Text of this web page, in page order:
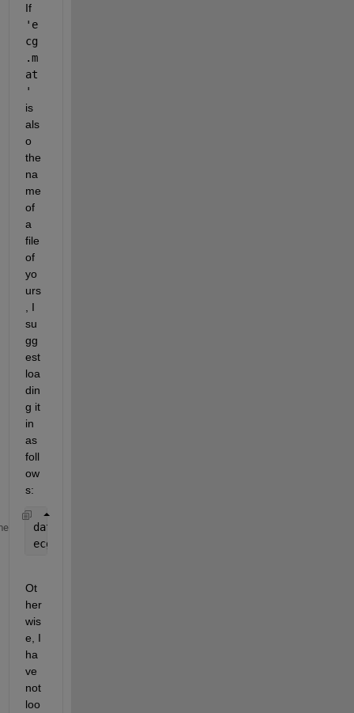
If
'e
cg
.m
at
'
is
als
o
the
na
me
of
a
file
of
yo
urs
, I
su
gg
est
loa
din
g it
in
as
foll
ow
s:
data = load(
ecg = data.ecg;
Ot
her
wis
e, I
ha
ve
not
loo